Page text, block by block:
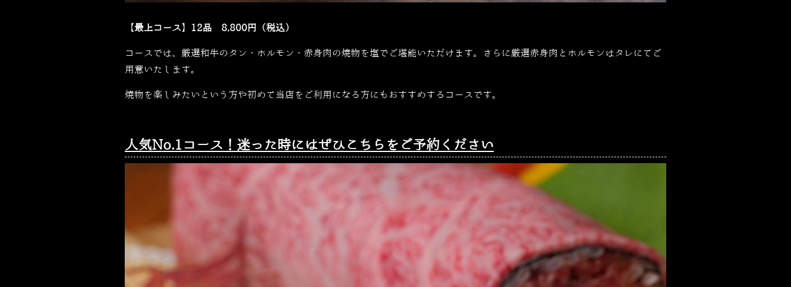
【最上コース】12品 8,800円（税込）
コースでは、厳選和牛のタン・ホルモン・赤身肉の焼物を塩でご堪能いただけます。さらに厳選赤身肉とホルモンはタレにてご
用意いたします。
焼物を楽しみたいという方や初めて当店をご利用になる方にもおすすめするコースです。
人気No.1コース！迷った時にはぜひこちらをご予約ください